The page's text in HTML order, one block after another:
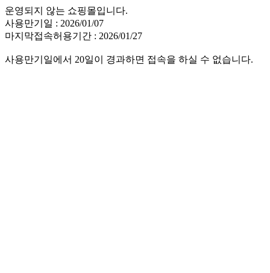
운영되지 않는 쇼핑몰입니다.
사용만기일 : 2026/01/07
마지막접속허용기간 : 2026/01/27
사용만기일에서 20일이 경과하면 접속을 하실 수 없습니다.